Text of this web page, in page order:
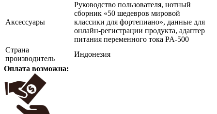
Аксессуары
Руководство пользователя, нотный
сборник «50 шедевров мировой
классики для фортепиано», данные для
онлайн-регистрации продукта, адаптер
питания переменного тока PA-500
Страна
производитель
Индонезия
Оплата возможна: